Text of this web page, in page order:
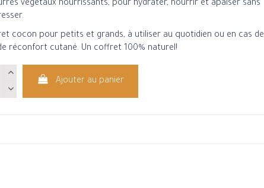
végétaux nourrissants, pour hydrater, nourrir et apaiser sans
cocon pour petits et grands, à utiliser au quotidien ou en cas de
réconfort cutané. Un coffret 100% naturel!
Ajouter au panier